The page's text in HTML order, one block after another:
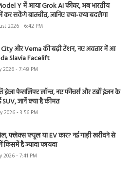
Y में आया Grok AI फीचर, अब भारतीय
कर सकेंगे बातचीत, जानिए क्या-क्या बदलेगा
2026 - 6:42 PM
और Verna की बढ़ी टेंशन, नए अवतार में आ
Slavia Facelift
2026 - 7:48 PM
ब्रेजा फेसलिफ्ट लॉन्च, नए फीचर्स और टर्बो इंजन के
जानें क्या है कीमत
2026 - 3:56 PM
फ्लेक्स फ्यूल या EV कार? नई गाड़ी खरीदने से
किसमें है ज्यादा फायदा
2026 - 7:41 PM